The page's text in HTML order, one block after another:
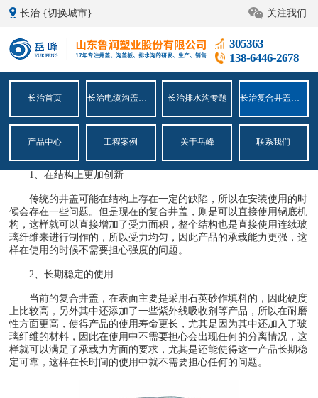
长治 {切换城市} 关注我们
305363
138-6446-2678
长治首页 长治电缆沟盖板专题 长治排水沟专题 长治复合井盖专题
产品中心 工程案例 关于岳峰 联系我们
由于复合井盖的优势特性被广泛的应用于各个领域，给日常生活
带来了很多的便捷，为了更好的应用，下面咱们一起了解下关于长治
1、在结构上更加创新
传统的井盖可能在结构上存在一定的缺陷，所以在安装使用的时
候会存在一些问题。但是现在的复合井盖，则是可以直接使用锅底机
构，这样就可以直接增加了受力面积，整个结构也是直接使用连续玻
璃纤维来进行制作的，所以受力均匀，因此产品的承载能力更强，这
样在使用的时候不需要担心强度的问题。
2、长期稳定的使用
当前的复合井盖，在表面主要是采用石英砂作填料的，因此硬度
上比较高，另外其中还添加了一些紫外线吸收剂等产品，所以在耐磨
性方面更高，使得产品的使用寿命更长，尤其是因为其中还加入了玻
璃纤维的材料，因此在使用中不需要担心会出现任何的分离情况，这
样就可以满足了承载力方面的要求，尤其是还能使得这一产品长期稳
定可靠，这样在长时间的使用中就不需要担心任何的问题。